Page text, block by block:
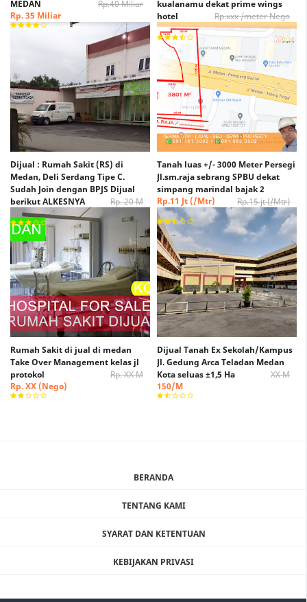
MEDAN
Rp.40 Miliar
Rp. 35 Miliar
kualanamu dekat prime wings
hotel
Rp.xxx /meter Nego
Rp. xxx /Meter Nego
Dijual : Rumah Sakit (RS) di
Medan, Deli Serdang Tipe C.
Sudah Join dengan BPJS Dijual
berikut ALKESNYA
Rp. 20 M
Rp. 15 M (Nego)
Tanah luas +/- 3000 Meter Persegi
Jl.sm.raja sebrang SPBU dekat
simpang marindal bajak 2
Rp.15 jt (/Mtr)
Rp.11 Jt (/Mtr)
(Nego)
Rumah Sakit di jual di medan
Take Over Management kelas jl
protokol
Rp. XX M
Rp. XX (Nego)
Dijual Tanah Ex Sekolah/Kampus
Jl. Gedung Arca Teladan Medan
Kota seluas ±1,5 Ha
XX M
150/M
BERANDA
TENTANG KAMI
SYARAT DAN KETENTUAN
KEBIJAKAN PRIVASI